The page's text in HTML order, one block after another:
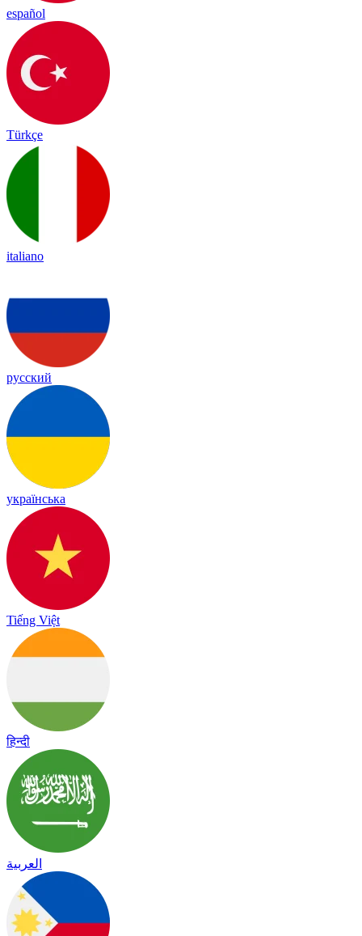
español
Türkçe
italiano
русский
українська
Tiếng Việt
हिन्दी
العربية